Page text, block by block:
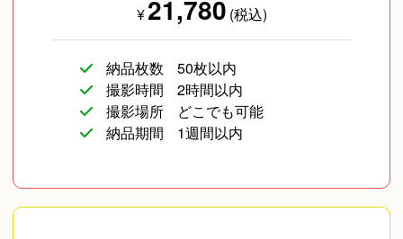
¥21,780 (税込)
納品枚数
50枚以内
撮影時間
2時間以内
撮影場所
どこでも可能
納品期間
1週間以内